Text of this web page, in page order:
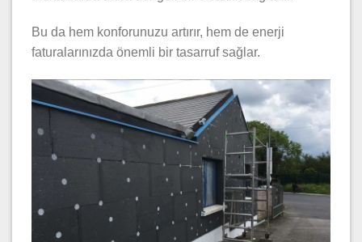
Bu da hem konforunuzu artırır, hem de enerji
faturalarınızda önemli bir tasarruf sağlar.